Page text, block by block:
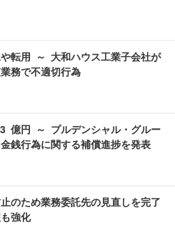
転用 ～ 大和ハウス工業子会社が
務で不適切行為
億円 ～ プルデンシャル・グルー
銭行為に関する補償進捗を発表
のため業務委託先の見直しを完了
強化